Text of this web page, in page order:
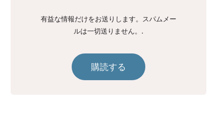
有益な情報だけをお送りします。スパムメー
ルは一切送りません。.
購読する